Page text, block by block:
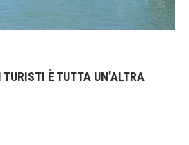
È TUTTA UN’ALTRA